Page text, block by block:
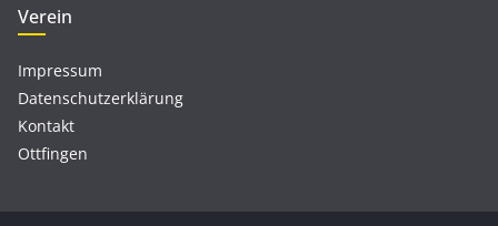
Verein
Impressum
Datenschutzerklärung
Kontakt
Ottfingen